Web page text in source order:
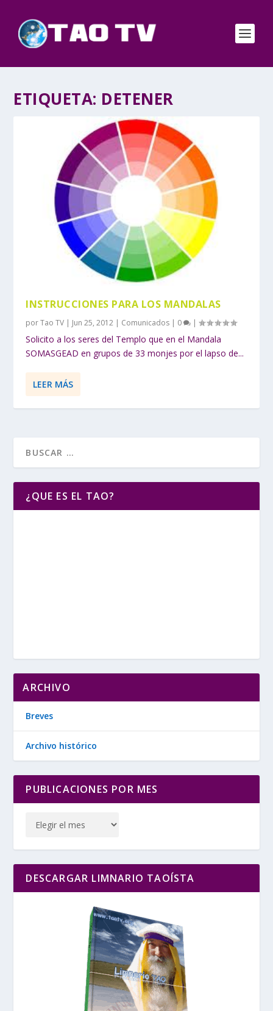
ETIQUETA: DETENER
INSTRUCCIONES PARA LOS MANDALAS
porTao TV | Jun 25, 2012 | Comunicados | 0 |
Solicito a los seres del Templo que en el Mandala
SOMASGEAD en grupos de 33 monjes por el lapso de...
LEER MÁS
¿QUE ES EL TAO?
ARCHIVO
Breves
Archivo histórico
PUBLICACIONES POR MES
DESCARGAR LIMNARIO TAOÍSTA